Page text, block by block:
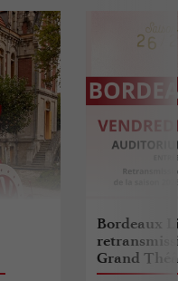
Bordeaux
Grand